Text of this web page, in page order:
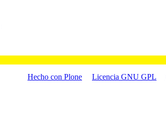
Hecho con Plone
Licencia GNU GPL